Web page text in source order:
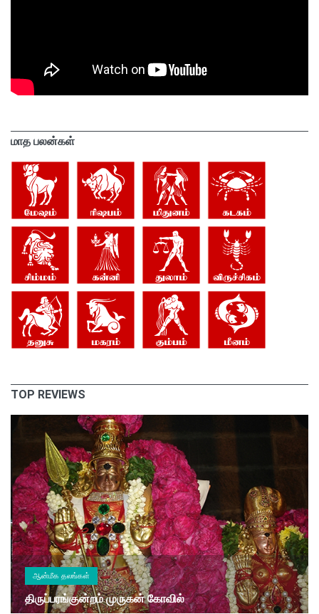
மாத பலன்கள்
TOP REVIEWS
ஆன்மீக தலங்கள்
திருப்பரங்குன்றம் முருகன் கோவில்